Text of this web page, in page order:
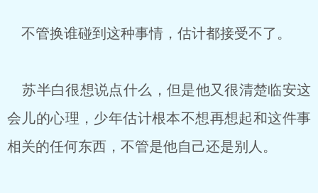
不管换谁碰到这种事情，估计都接受不了。
苏半白很想说点什么，但是他又很清楚临安这
会儿的心理，少年估计根本不想再想起和这件事
相关的任何东西，不管是他自己还是别人。